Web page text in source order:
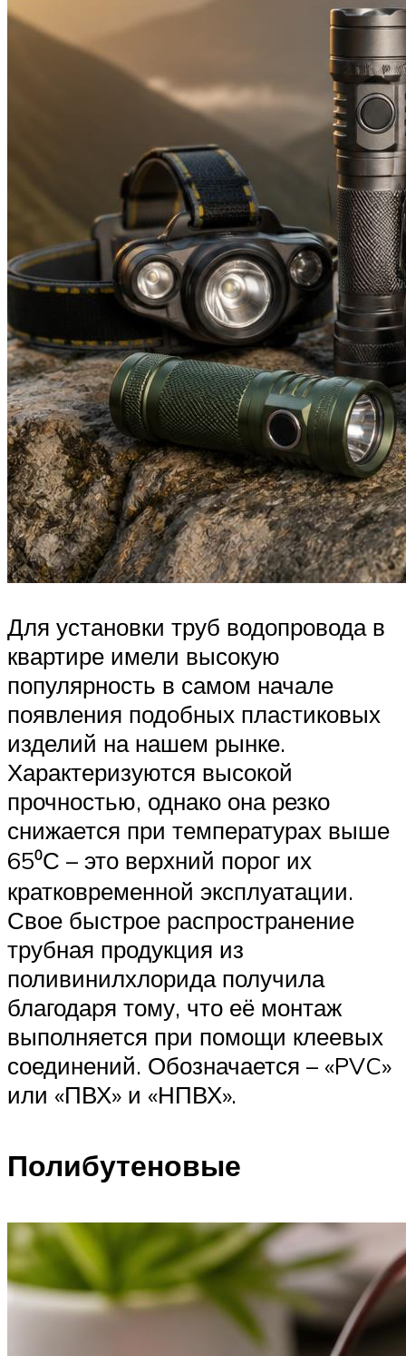
Для установки труб водопровода в
квартире имели высокую
популярность в самом начале
появления подобных пластиковых
изделий на нашем рынке.
Характеризуются высокой
прочностью, однако она резко
снижается при температурах выше
65⁰С – это верхний порог их
кратковременной эксплуатации.
Свое быстрое распространение
трубная продукция из
поливинилхлорида получила
благодаря тому, что её монтаж
выполняется при помощи клеевых
соединений. Обозначается – «PVC»
или «ПВХ» и «НПВХ».
Полибутеновые